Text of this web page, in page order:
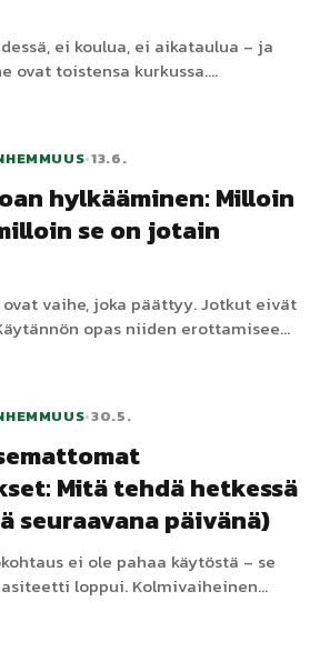
ei koulua, ei aikataulua – ja
ovat toistensa kurkussa.
menetetystä rakenteesta ja
•13.6.
hylkääminen: Milloin
se on jotain
vaihe, joka päättyy. Jotkut eivät
opas niiden erottamiseen,
ARFIDista tai aistiperäisestä
•30.5.
Mitä tehdä hetkessä
seuraavana päivänä)
ei ole pahaa käytöstä – se
loppui. Kolmivaiheinen
matala-affektiivinen